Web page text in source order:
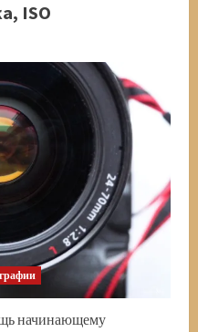
ISO
начинающему